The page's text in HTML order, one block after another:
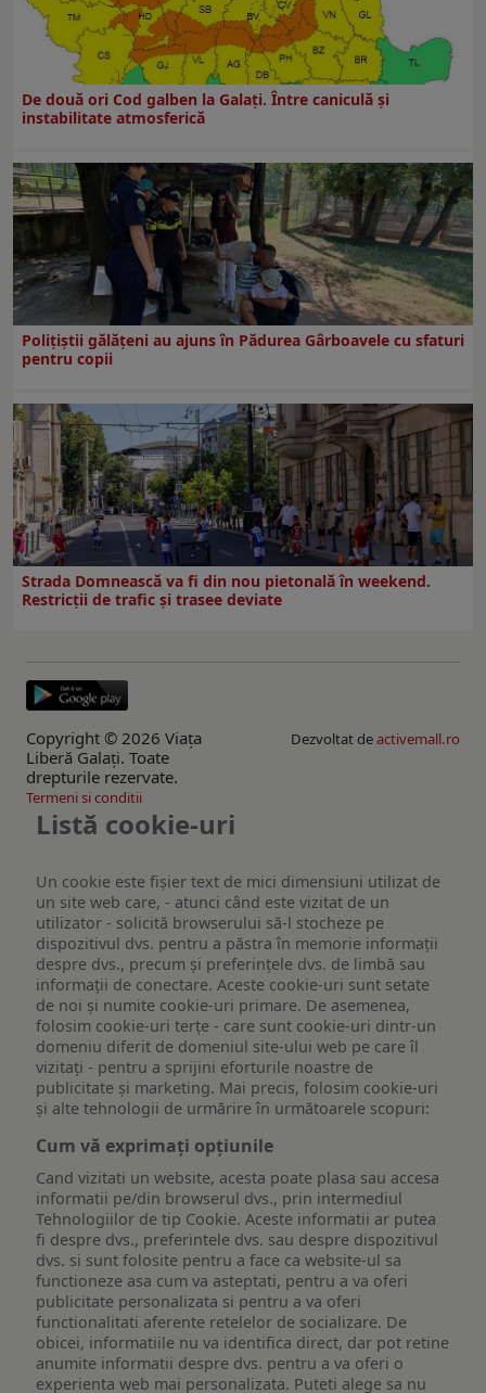
De două ori Cod galben la Galaţi. Între caniculă şi
instabilitate atmosferică
Polițiștii gălățeni au ajuns în Pădurea Gârboavele cu sfaturi
pentru copii
Strada Domnească va fi din nou pietonală în weekend.
Restricţii de trafic şi trasee deviate
Copyright © 2026 Viaţa
Liberă Galaţi. Toate
drepturile rezervate.
Dezvoltat deactivemall.ro
Termeni si conditii
Listă cookie-uri
Un cookie este fişier text de mici dimensiuni utilizat de
un site web care, - atunci când este vizitat de un
utilizator - solicită browserului să-l stocheze pe
dispozitivul dvs. pentru a păstra în memorie informații
despre dvs., precum și preferințele dvs. de limbă sau
informații de conectare. Aceste cookie-uri sunt setate
de noi și numite cookie-uri primare. De asemenea,
folosim cookie-uri terțe - care sunt cookie-uri dintr-un
domeniu diferit de domeniul site-ului web pe care îl
vizitați - pentru a sprijini eforturile noastre de
publicitate și marketing. Mai precis, folosim cookie-uri
și alte tehnologii de urmărire în următoarele scopuri:
Cum vă exprimați opțiunile
Cand vizitati un website, acesta poate plasa sau accesa
informatii pe/din browserul dvs., prin intermediul
Tehnologiilor de tip Cookie. Aceste informatii ar putea
fi despre dvs., preferintele dvs. sau despre dispozitivul
dvs. si sunt folosite pentru a face ca website-ul sa
functioneze asa cum va asteptati, pentru a va oferi
publicitate personalizata si pentru a va oferi
functionalitati aferente retelelor de socializare. De
obicei, informatiile nu va identifica direct, dar pot retine
anumite informatii despre dvs. pentru a va oferi o
experienta web mai personalizata. Puteti alege sa nu